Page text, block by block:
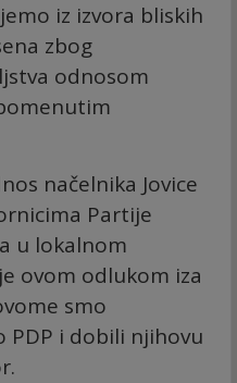
iz izvora bliskih
zbog
odnosom
načelnika Jovice
Partije
u lokalnom
ovom odlukom iza
smo
PDP i dobili njihovu